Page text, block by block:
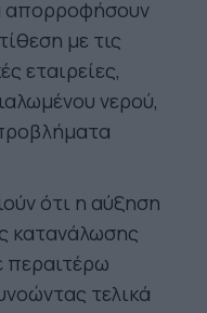
απορροφήσουν
με τις
εταιρείες,
νερού,
ότι η αύξηση
κατανάλωσης
περαιτέρω
τελικά